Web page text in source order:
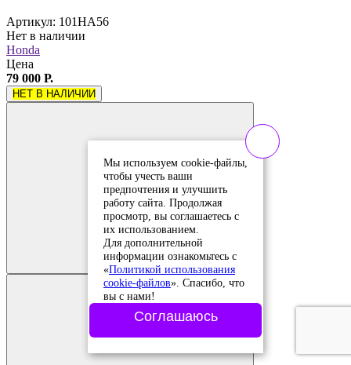
Артикул: 101HA56
Нет в наличии
Honda
Цена
79 000 Р.
НЕТ В НАЛИЧИИ
Добавить в
сравнение
Добавлено в
сравнение
Мы используем cookie-файлы,
чтобы учесть ваши
предпочтения и улучшить
работу сайта. Продолжая
просмотр, вы соглашаетесь с
их использованием.
Для дополнительной
информации ознакомьтесь с
«Политикой использования
cookie-файлов». Спасибо, что
вы с нами!
Соглашаюсь